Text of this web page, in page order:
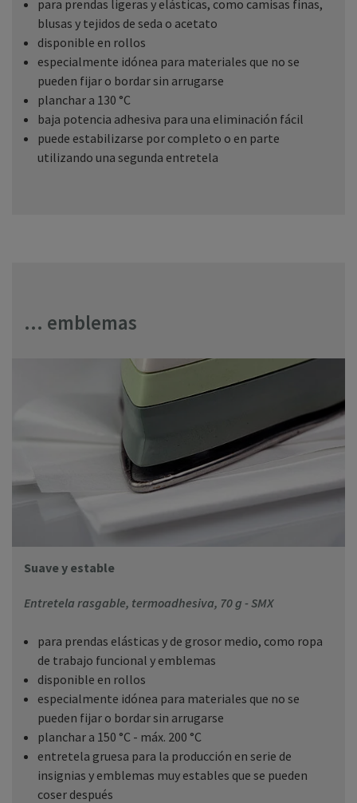
para prendas ligeras y elásticas, como camisas finas,
blusas y tejidos de seda o acetato
disponible en rollos
especialmente idónea para materiales que no se
pueden fijar o bordar sin arrugarse
planchar a 130 °C
baja potencia adhesiva para una eliminación fácil
puede estabilizarse por completo o en parte
utilizando una segunda entretela
... emblemas
Suave y estable
Entretela rasgable, termoadhesiva, 70 g - SMX
para prendas elásticas y de grosor medio, como ropa
de trabajo funcional y emblemas
disponible en rollos
especialmente idónea para materiales que no se
pueden fijar o bordar sin arrugarse
planchar a 150 °C - máx. 200 °C
entretela gruesa para la producción en serie de
insignias y emblemas muy estables que se pueden
coser después